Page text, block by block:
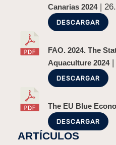
Canarias 2024|
DESCARGAR
FAO. 2024. The
Aquaculture 2024|
DESCARGAR
The EU Blue
DESCARGAR
ARTÍCULOS